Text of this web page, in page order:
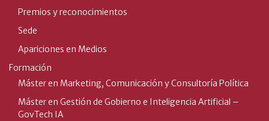
Premios y reconocimientos
Sede
Apariciones en Medios
Formación
Máster en Marketing, Comunicación y Consultoría Política
Máster en Gestión de Gobierno e Inteligencia Artificial –
GovTech IA